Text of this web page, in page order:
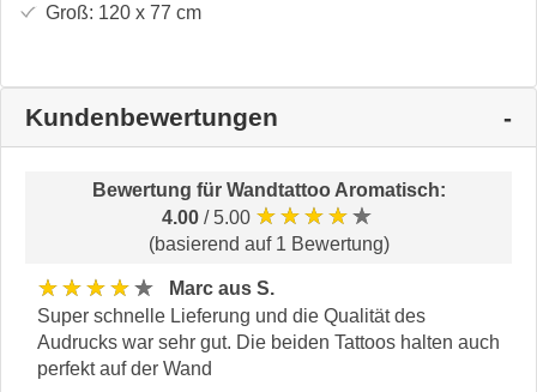
Groß: 120 x 77 cm
Kundenbewertungen
Bewertung für Wandtattoo Aromatisch:
4.00 / 5.00 ★★★★★
(basierend auf 1 Bewertung)
★★★★★
Marc aus S.
Super schnelle Lieferung und die Qualität des
Audrucks war sehr gut. Die beiden Tattoos halten auch
perfekt auf der Wand